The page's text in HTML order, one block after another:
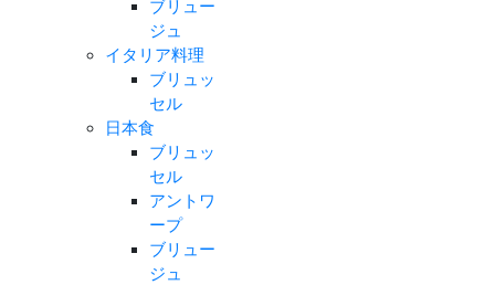
ブリュー
ジュ
イタリア料理
ブリュッ
セル
日本食
ブリュッ
セル
アントワ
ープ
ブリュー
ジュ